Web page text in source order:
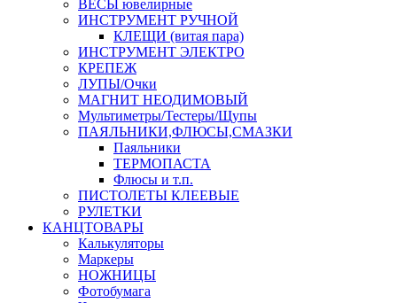
ВЕСЫ ювелирные
ИНСТРУМЕНТ РУЧНОЙ
КЛЕЩИ (витая пара)
ИНСТРУМЕНТ ЭЛЕКТРО
КРЕПЕЖ
ЛУПЫ/Очки
МАГНИТ НЕОДИМОВЫЙ
Мультиметры/Тестеры/Щупы
ПАЯЛЬНИКИ,ФЛЮСЫ,СМАЗКИ
Паяльники
ТЕРМОПАСТА
Флюсы и т.п.
ПИСТОЛЕТЫ КЛЕЕВЫЕ
РУЛЕТКИ
КАНЦТОВАРЫ
Калькуляторы
Маркеры
НОЖНИЦЫ
Фотобумага